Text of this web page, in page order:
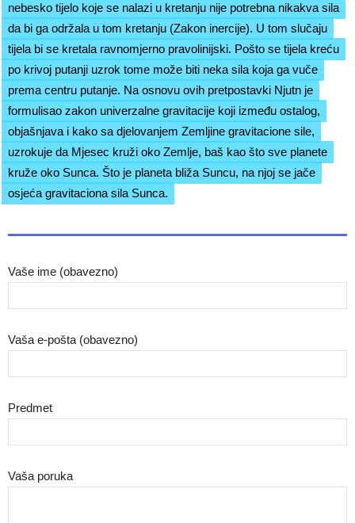
nebesko tijelo koje se nalazi u kretanju nije potrebna nikakva sila
da bi ga održala u tom kretanju (Zakon inercije). U tom slučaju
tijela bi se kretala ravnomjerno pravolinijski. Pošto se tijela kreću
po krivoj putanji uzrok tome može biti neka sila koja ga vuče
prema centru putanje. Na osnovu ovih pretpostavki Njutn je
formulisao zakon univerzalne gravitacije koji između ostalog,
objašnjava i kako sa djelovanjem Zemljine gravitacione sile,
uzrokuje da Mjesec kruži oko Zemlje, baš kao što sve planete
kruže oko Sunca. Što je planeta bliža Suncu, na njoj se jače
osjeća gravitaciona sila Sunca.
Vaše ime (obavezno)
Vaša e-pošta (obavezno)
Predmet
Vaša poruka